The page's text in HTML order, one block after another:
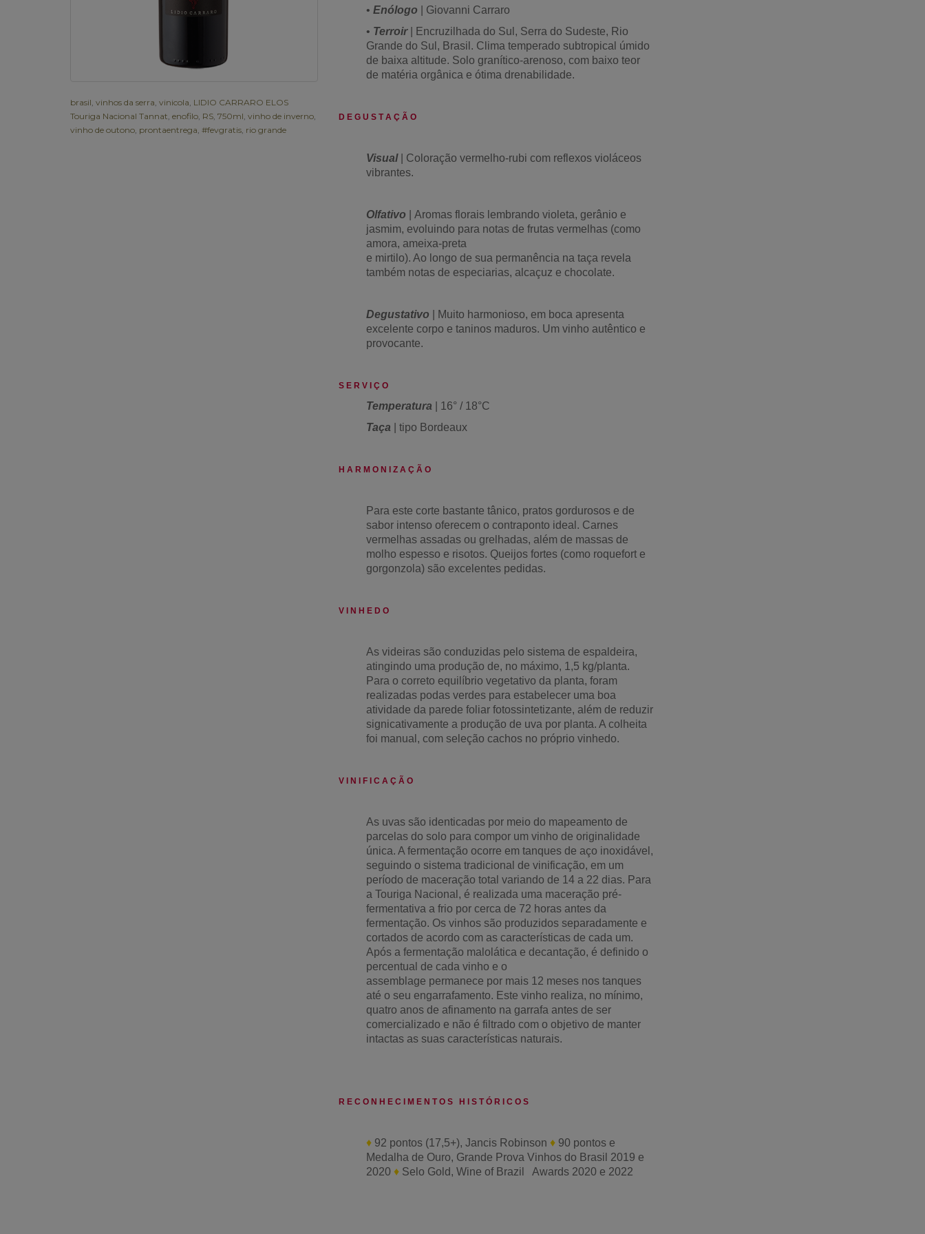
brasil vinhos da serra vinicola LIDIO CARRARO ELOS
Touriga Nacional Tannat enofilo RS 750ml vinho de inverno
vinho de outono prontaentrega #fevgratis rio grande
• Enólogo | Giovanni Carraro
• Terroir| Encruzilhada do Sul, Serra do Sudeste, Rio
Grande do Sul, Brasil. Clima temperado subtropical úmido
de baixa altitude. Solo granítico-arenoso, com baixo teor
de matéria orgânica e ótima drenabilidade.
D E G U S T A Ç Ã O
Visual| Coloração vermelho-rubi com reflexos violáceos
vibrantes.
Olfativo | Aromas florais lembrando violeta, gerânio e
jasmim, evoluindo para notas de frutas vermelhas (como
amora, ameixa-preta
e mirtilo). Ao longo de sua permanência na taça revela
também notas de especiarias, alcaçuz e chocolate.
Degustativo | Muito harmonioso, em boca apresenta
excelente corpo e taninos maduros. Um vinho autêntico e
provocante.
S E R V I Ç O
Temperatura | 16° / 18°C
Taça | tipo Bordeaux
H A R M O N I Z A Ç Ã O
Para este corte bastante tânico, pratos gordurosos e de
sabor intenso oferecem o contraponto ideal. Carnes
vermelhas assadas ou grelhadas, além de massas de
molho espesso e risotos. Queijos fortes (como roquefort e
gorgonzola) são excelentes pedidas.
V I N H E D O
As videiras são conduzidas pelo sistema de espaldeira,
atingindo uma produção de, no máximo, 1,5 kg/planta.
Para o correto equilíbrio vegetativo da planta, foram
realizadas podas verdes para estabelecer uma boa
atividade da parede foliar fotossintetizante, além de reduzir
signicativamente a produção de uva por planta. A colheita
foi manual, com seleção cachos no próprio vinhedo.
V I N I F I C A Ç Ã O
As uvas são identicadas por meio do mapeamento de
parcelas do solo para compor um vinho de originalidade
única. A fermentação ocorre em tanques de aço inoxidável,
seguindo o sistema tradicional de vinificação, em um
período de maceração total variando de 14 a 22 dias. Para
a Touriga Nacional, é realizada uma maceração pré-
fermentativa a frio por cerca de 72 horas antes da
fermentação. Os vinhos são produzidos separadamente e
cortados de acordo com as características de cada um.
Após a fermentação malolática e decantação, é definido o
percentual de cada vinho e o
assemblage permanece por mais 12 meses nos tanques
até o seu engarrafamento. Este vinho realiza, no mínimo,
quatro anos de afinamento na garrafa antes de ser
comercializado e não é filtrado com o objetivo de manter
intactas as suas características naturais.
R E C O N H E C I M E N T O S H I S T Ó R I C O S
♦ 92 pontos (17,5+), Jancis Robinson ♦ 90 pontos e
Medalha de Ouro, Grande Prova Vinhos do Brasil 2019 e
2020 ♦ Selo Gold, Wine of Brazil Awards 2020 e 2022